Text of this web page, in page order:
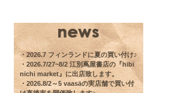
・2026.7 フィンランドに夏の買い付け♪
・2026.7/27~8/2 江別蔦屋書店の『hibi
nichi market』に出店致します。
・2026.8/2～5 vaasäの実店舗で買い付